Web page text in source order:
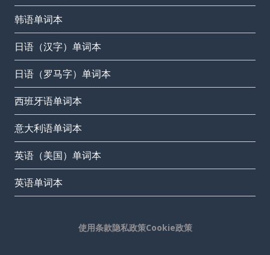
韩语单词本
日语（汉字）单词本
日语（罗马字）单词本
西班牙语单词本
意大利语单词本
英语（美国）单词本
英语单词本
使用条款隐私政策Cookie政策